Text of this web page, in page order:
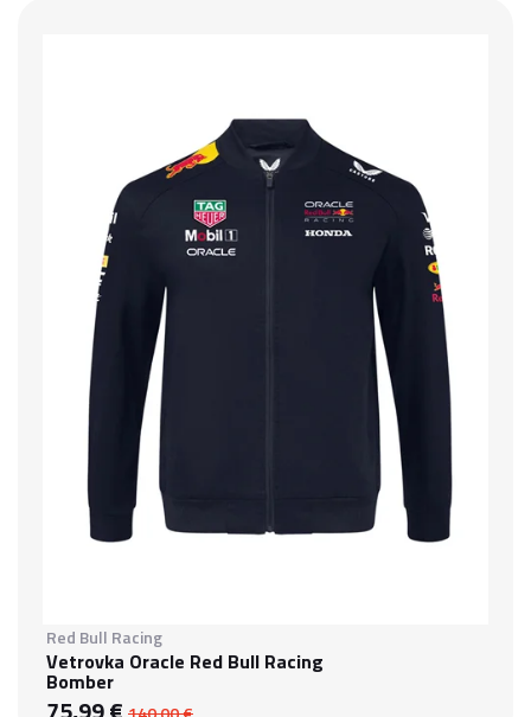
Red Bull Racing
Vetrovka Oracle Red Bull Racing
Bomber